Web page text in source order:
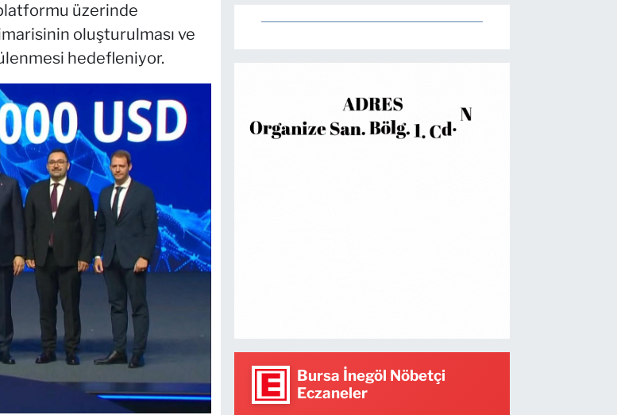
üzerinde
oluşturulması ve
hedefleniyor.
Bursa İnegöl Nöbetçi
Eczaneler